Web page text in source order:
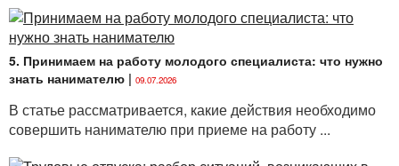
5. Принимаем на работу молодого специалиста: что нужно
знать нанимателю | 09.07.2026
В статье рассматривается, какие действия необходимо
совершить нанимателю при приеме на работу ...